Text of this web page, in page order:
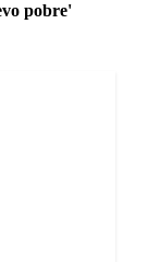
pobre'